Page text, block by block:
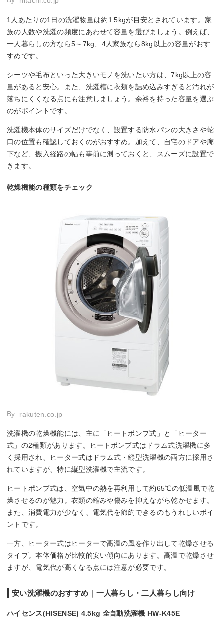
1人あたりの1日の洗濯物量は約1.5kgが目安とされています。家
族の人数や洗濯の頻度にあわせて容量を選びましょう。例えば、
一人暮らしの方なら5～7kg、4人家族なら8kg以上の容量がおす
すめです。
シーツや毛布といった大きいモノを洗いたい方は、7kg以上の容
量があると安心。また、洗濯槽に衣類を詰め込みすぎると汚れが
落ちにくくなる点にも注意しましょう。余裕を持った容量を選ぶ
のがポイントです。
洗濯機本体のサイズだけでなく、設置する防水パンの大きさや蛇
口の位置も確認しておくのがおすすめ。加えて、自宅のドアや廊
下など、搬入経路の幅も事前に測っておくと、スムーズに設置で
きます。
乾燥機能の種類をチェック
By: rakuten.co.jp
洗濯機の乾燥機能には、主に「ヒートポンプ式」と「ヒーター
式」の2種類があります。ヒートポンプ式はドラム式洗濯機に多
く採用され、ヒーター式はドラム式・縦型洗濯機の両方に採用さ
れていますが、特に縦型洗濯機で主流です。
ヒートポンプ式は、空気中の熱を再利用して約65℃の低温風で乾
燥させるのが魅力。衣類の縮みや傷みを抑えながら乾かせます。
また、消費電力が少なく、電気代を節約できるのもうれしいポイ
ントです。
一方、ヒーター式はヒーターで高温の風を作り出して乾燥させる
タイプ。本体価格が比較的安い傾向にあります。高温で乾燥させ
ますが、電気代が高くなる点には注意が必要です。
安い洗濯機のおすすめ｜一人暮らし・二人暮らし向け
ハイセンス(HISENSE) 4.5kg 全自動洗濯機 HW-K45E